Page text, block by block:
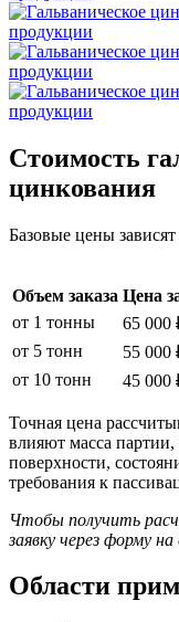
Стоимость
цинкования
Базовые цены
Объем заказа Цена
от 1 тонны
65 000
от 5 тонн
55 000
от 10 тонн
45 000
Точная цена
влияют масса
поверхности,
требования к
Чтобы получить
заявку через форму
Области